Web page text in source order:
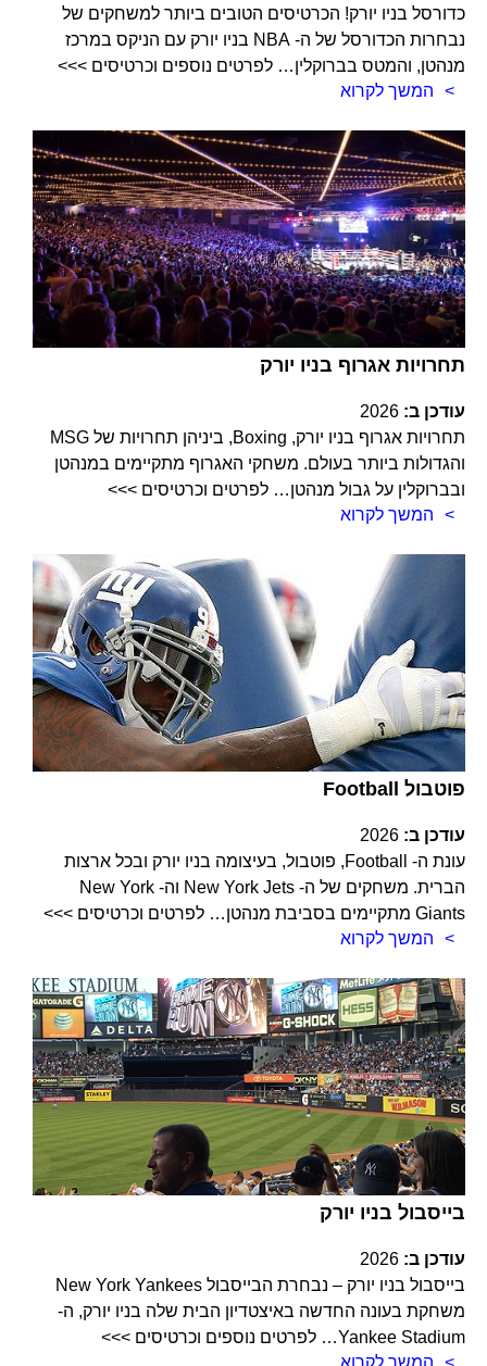
כדורסל בניו יורק! הכרטיסים הטובים ביותר למשחקים של
נבחרות הכדורסל של ה- NBA בניו יורק עם הניקס במרכז
מנהטן, והמטס בברוקלין… לפרטים נוספים וכרטיסים >>>
המשך לקרוא
תחרויות אגרוף בניו יורק
עודכן ב: 2026
תחרויות אגרוף בניו יורק, Boxing, ביניהן תחרויות של MSG
והגדולות ביותר בעולם. משחקי האגרוף מתקיימים במנהטן
ובברוקלין על גבול מנהטן… לפרטים וכרטיסים >>>
המשך לקרוא
Football פוטבול
עודכן ב: 2026
עונת ה- Football, פוטבול, בעיצומה בניו יורק ובכל ארצות
הברית. משחקים של ה- New York Jets וה- New York
Giants מתקיימים בסביבת מנהטן… לפרטים וכרטיסים >>>
המשך לקרוא
בייסבול בניו יורק
עודכן ב: 2026
בייסבול בניו יורק – נבחרת הבייסבול New York Yankees
משחקת בעונה החדשה באיצטדיון הבית שלה בניו יורק, ה-
Yankee Stadium… לפרטים נוספים וכרטיסים >>>
המשך לקרוא